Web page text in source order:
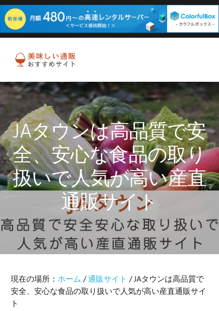
primary
navigation
content
primary
sidebar
JAタウンは高品質で安
全、安心な食品の取り
扱いで人気が高い産直
通販サイト
現在の場所：ホーム /通販サイト /JAタウンは高品質で
安全、安心な食品の取り扱いで人気が高い産直通販サイ
ト